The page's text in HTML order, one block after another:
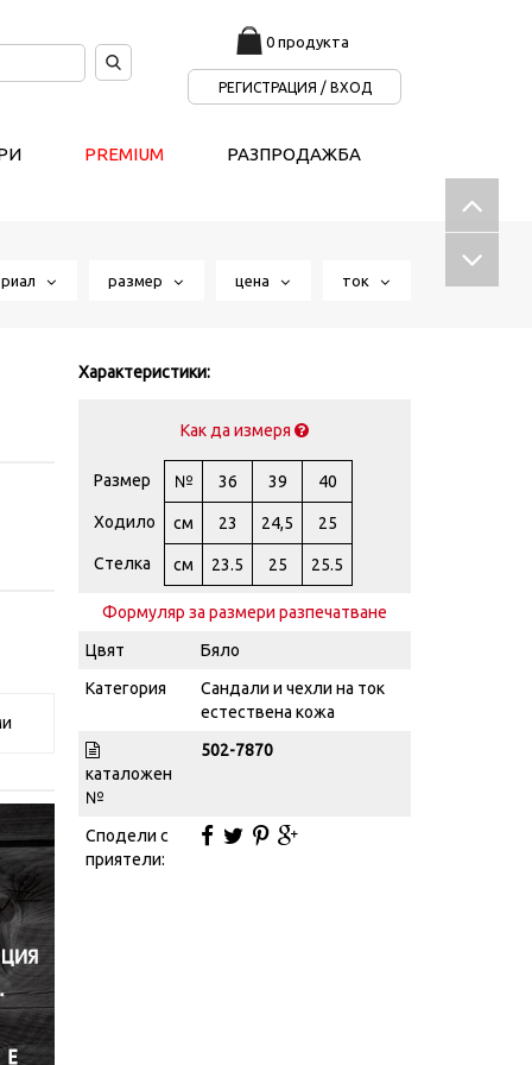
0 продукта
РЕГИСТРАЦИЯ / ВХОД
PREMIUM РАЗПРОДАЖБА
размер цена ток
Характеристики:
Как да измеря
Размер № 36 39 40
Ходило см 23 24,5 25
Стелка см 23.5 25 25.5
Формуляр за размери разпечатване
Цвят
Бяло
Категория
Сандали и чехли на ток
естествена кожа
каталожен
№
502-7870
Сподели с
приятели: